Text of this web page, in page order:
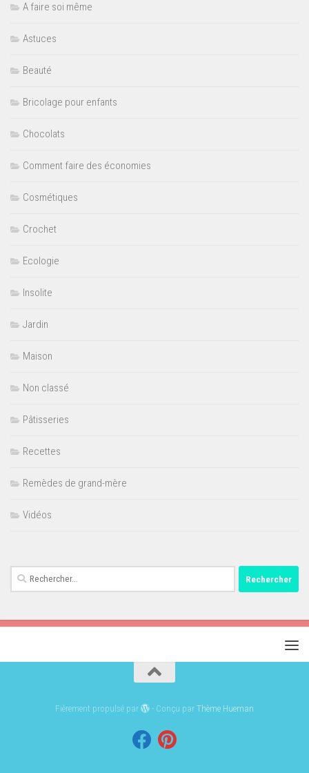
A faire soi même
Astuces
Beauté
Bricolage pour enfants
Chocolats
Comment faire des économies
Cosmétiques
Crochet
Ecologie
Insolite
Jardin
Maison
Non classé
Pâtisseries
Recettes
Remèdes de grand-mère
Vidéos
Rechercher :
Fièrement propulsé par - Conçu parThème Hueman